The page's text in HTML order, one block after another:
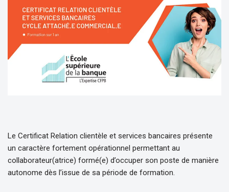
Le Certificat Relation clientèle et services bancaires présente
un caractère fortement opérationnel permettant au
collaborateur(atrice) formé(e) d’occuper son poste de manière
autonome dès l’issue de sa période de formation.